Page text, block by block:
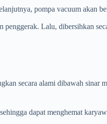
pompa vacuum akan
penggerak. Lalu, dibersihkan
secara alami dibawah sinar
dapat menghemat